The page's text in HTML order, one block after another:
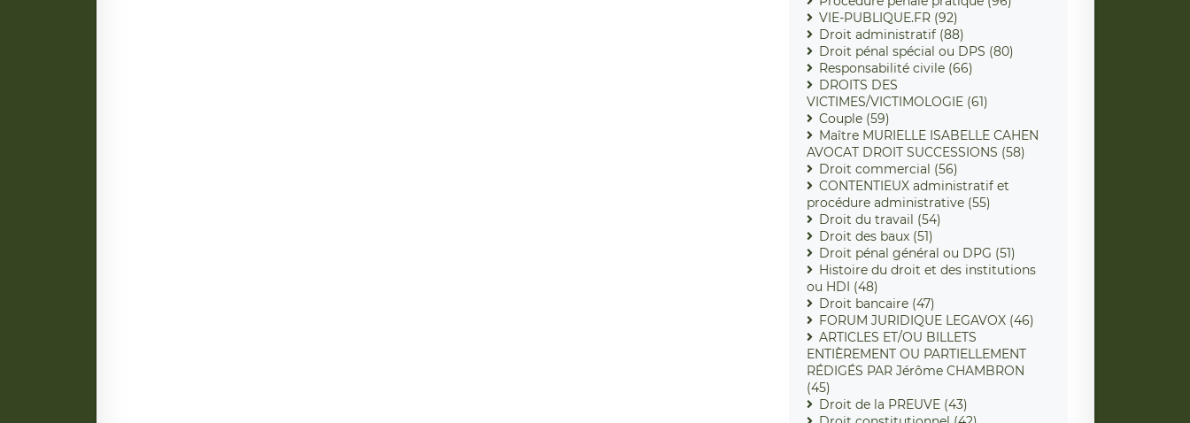
VIE-PUBLIQUE.FR (92)
Droit administratif (88)
Droit pénal spécial ou DPS (80)
Responsabilité civile (66)
DROITS DES
VICTIMES/VICTIMOLOGIE (61)
Couple (59)
Maître MURIELLE ISABELLE CAHEN
AVOCAT DROIT SUCCESSIONS (58)
Droit commercial (56)
CONTENTIEUX administratif et
procédure administrative (55)
Droit du travail (54)
Droit des baux (51)
Droit pénal général ou DPG (51)
Histoire du droit et des institutions
ou HDI (48)
Droit bancaire (47)
FORUM JURIDIQUE LEGAVOX (46)
ARTICLES ET/OU BILLETS
ENTIÈREMENT OU PARTIELLEMENT
RÉDIGÉS PAR Jérôme CHAMBRON
(45)
Droit de la PREUVE (43)